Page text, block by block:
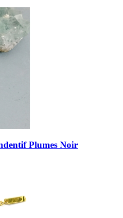
Plumes Noir